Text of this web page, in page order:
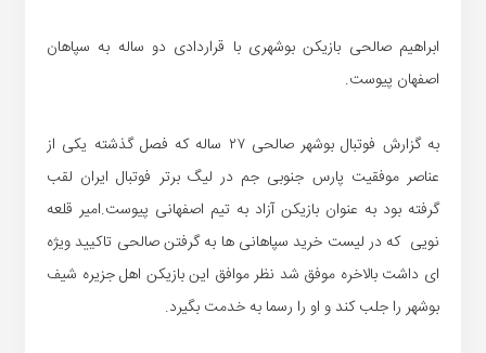
ابراهیم صالحی بازیکن بوشهری با قراردادی دو ساله به سپاهان
اصفهان پیوست.
به گزارش فوتبال بوشهر صالحی ۲۷ ساله که فصل گذشته یکی از
عناصر موفقیت پارس جنوبی جم در لیگ برتر فوتبال ایران لقب
گرفته بود به عنوان بازیکن آزاد به تیم اصفهانی پیوست.امیر قلعه
نویی که در لیست خرید سپاهانی ها به گرفتن صالحی تاکیید ویژه
ای داشت بالاخره موفق شد نظر موافق این بازیکن اهل جزیره شیف
بوشهر را جلب کند و او را رسما به خدمت بگیرد.